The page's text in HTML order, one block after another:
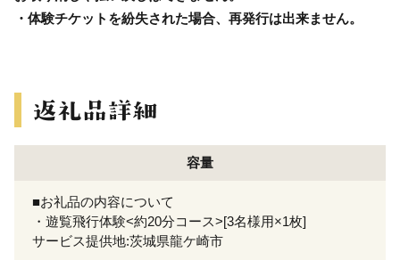
・体験チケットを紛失された場合、再発行は出来ません。
容量
■お礼品の内容について
・遊覧飛行体験<約20分コース>[3名様用×1枚]
サービス提供地:茨城県龍ケ崎市